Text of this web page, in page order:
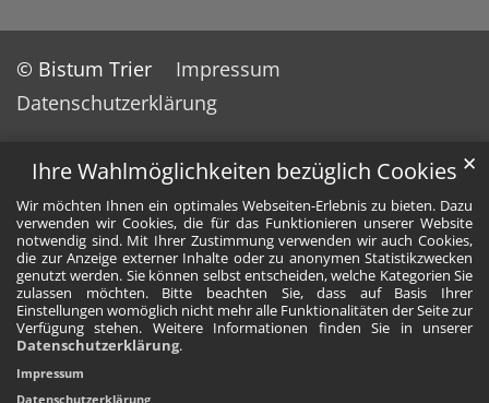
Ihre Wahlmöglichkeiten bezüglich Cookies
Wir möchten Ihnen ein optimales Webseiten-Erlebnis zu bieten. Dazu
verwenden wir Cookies, die für das Funktionieren unserer Website
notwendig sind. Mit Ihrer Zustimmung verwenden wir auch Cookies,
die zur Anzeige externer Inhalte oder zu anonymen Statistikzwecken
genutzt werden. Sie können selbst entscheiden, welche Kategorien Sie
zulassen möchten. Bitte beachten Sie, dass auf Basis Ihrer
Einstellungen womöglich nicht mehr alle Funktionalitäten der Seite zur
Verfügung stehen. Weitere Informationen finden Sie in unserer
Datenschutzerklärung.
✕
Impressum
Datenschutzerklärung
© Bistum Trier
Impressum
Datenschutzerklärung